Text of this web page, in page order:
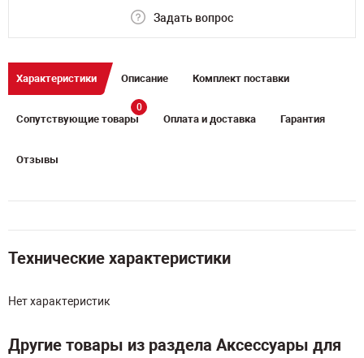
Задать вопрос
Характеристики Описание Комплект поставки
Сопутствующие товары
0
Оплата и доставка Гарантия
Отзывы
Технические характеристики
Нет характеристик
Другие товары из раздела Аксессуары для